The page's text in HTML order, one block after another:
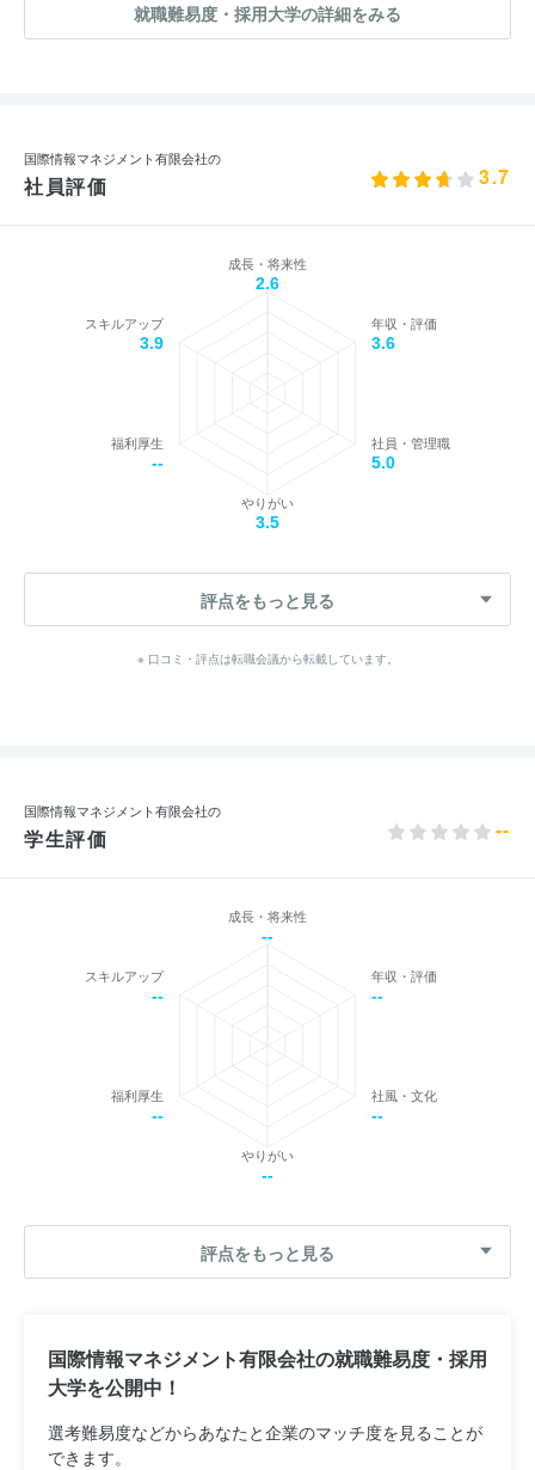
就職難易度・採用大学の詳細をみる
国際情報マネジメント有限会社の
社員評価 3.7
成長・将来性
2.6
年収・評価
3.6
社員・管理職
5.0
やりがい
3.5
福利厚生
--
スキルアップ
3.9
評点をもっと見る
※ 口コミ・評点は転職会議から転載しています。
国際情報マネジメント有限会社の
学生評価 --
成長・将来性
--
年収・評価
--
社風・文化
--
やりがい
--
福利厚生
--
スキルアップ
--
評点をもっと見る
国際情報マネジメント有限会社の就職難易度・採用
大学を公開中！
選考難易度などからあなたと企業のマッチ度を見ることが
できます。